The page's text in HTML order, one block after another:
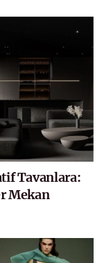
Tavanlara:
Mekan